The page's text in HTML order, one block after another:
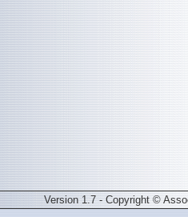
Version 1.7 - Copyright ©